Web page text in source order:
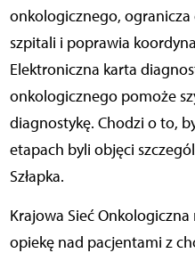
onkologicznego,
szpitali i poprawia
Elektroniczna karta
onkologicznego pomoże
diagnostykę. Chodzi o to,
etapach byli objęci
Szłapka.
Krajowa Sieć
opiekę nad pacjentami z